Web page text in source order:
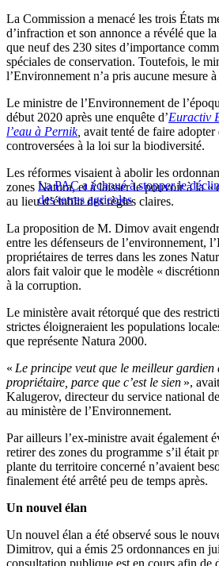
La Commission a menacé les trois États
d’infraction et son annonce a révélé que
que neuf des 230 sites d’importance
spéciales de conservation. Toutefois, le
l’Environnement n’a pris aucune mesure
Le ministre de l’Environnement de
début 2020 après une enquête d’Euractiv
l’eau à Pernik, avait tenté de faire
controversées à la loi sur la biodiversité.
La PAC a échoué à stopper le
des terres agricoles
Les réformes visaient à abolir les
zones Natura, et à laisser le pouvoir à la «
au lieu d’établir des règles claires.
La proposition de M. Dimov avait
entre les défenseurs de l’environnement,
propriétaires de terres dans les zones
alors fait valoir que le modèle «
à la corruption.
Le ministère avait rétorqué que des
strictes éloigneraient les populations
que représente Natura 2000.
« Le principe veut que le meilleur gardien
propriétaire, parce que c’est le sien »,
Kalugerov, directeur du service national
au ministère de l’Environnement.
Par ailleurs l’ex-ministre avait également
retirer des zones du programme s’il était
plante du territoire concerné n’avaient
finalement été arrêté peu de temps après.
Un nouvel élan
Un nouvel élan a été observé sous le
Dimitrov, qui a émis 25 ordonnances en